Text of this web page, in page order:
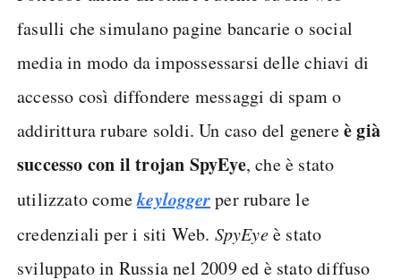
fasulli che simulano pagine bancarie o social
media in modo da impossessarsi delle chiavi di
accesso così diffondere messaggi di spam o
addirittura rubare soldi. Un caso del genereè già
successo con il trojan SpyEye, che è stato
utilizzato comekeyloggerper rubare le
credenziali per i siti Web. SpyEyeè stato
sviluppato in Russia nel 2009 ed è stato diffuso